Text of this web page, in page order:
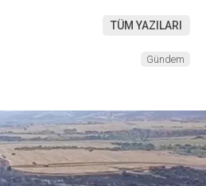
TÜM YAZILARI
Gündem